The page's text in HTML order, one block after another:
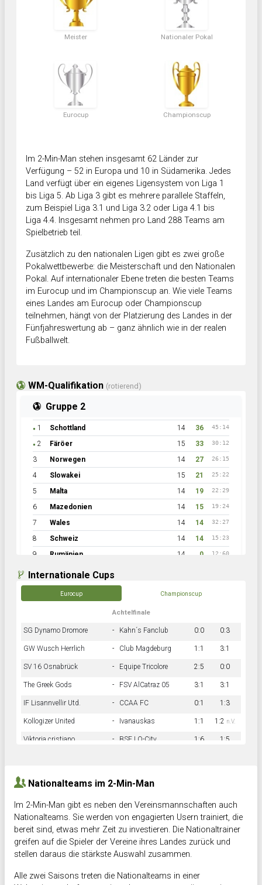
Meister Nationaler Pokal
Eurocup Championscup
Im 2-Min-Man stehen insgesamt 62 Länder zur
Verfügung – 52 in Europa und 10 in Südamerika. Jedes
Land verfügt über ein eigenes Ligensystem von Liga 1
bis Liga 5. Ab Liga 3 gibt es mehrere parallele Staffeln,
zum Beispiel Liga 3.1 und Liga 3.2 oder Liga 4.1 bis
Liga 4.4. Insgesamt nehmen pro Land 288 Teams am
Spielbetrieb teil.
Zusätzlich zu den nationalen Ligen gibt es zwei große
Pokalwettbewerbe: die Meisterschaft und den Nationalen
Pokal. Auf internationaler Ebene treten die besten Teams
im Eurocup und im Championscup an. Wie viele Teams
eines Landes am Eurocup oder Championscup
teilnehmen, hängt von der Platzierung des Landes in der
Fünfjahreswertung ab – ganz ähnlich wie in der realen
Fußballwelt.
WM-Qualifikation (rotierend)
Gruppe 2
● 1 Schottland 14 36 45:14
● 2 Färöer 15 33 30:12
3 Norwegen 14 27 26:15
4 Slowakei 15 21 25:22
5 Malta 14 19 22:29
6 Mazedonien 14 15 19:24
7 Wales 14 14 32:27
8 Schweiz 14 14 15:23
9 Rumänien 14 0 12:60
Internationale Cups
Eurocup Championscup
Achtelfinale
SG Dynamo Dromore - Kahn´s Fanclub 0:0 0:3
GW Wusch Herrlich - Club Magdeburg 1:1 3:1
SV 16 Osnabrück - Equipe Tricolore 2:5 0:0
The Greek Gods - FSV AlCatraz 05 3:1 3:1
IF Lisannvellir Utd. - CCAA FC 0:1 1:3
Kollogizer United - Ivanauskas 1:1 1:2 n.V.
Viktoria cristiano - BSF LO-City 1:6 1:5
Nationalteams im 2-Min-Man
Im 2-Min-Man gibt es neben den Vereinsmannschaften auch
Nationalteams. Sie werden von engagierten Usern trainiert, die
bereit sind, etwas mehr Zeit zu investieren. Die Nationaltrainer
greifen auf die Spieler der Vereine ihres Landes zurück und
stellen daraus die stärkste Auswahl zusammen.
Alle zwei Saisons treten die Nationalteams in einer